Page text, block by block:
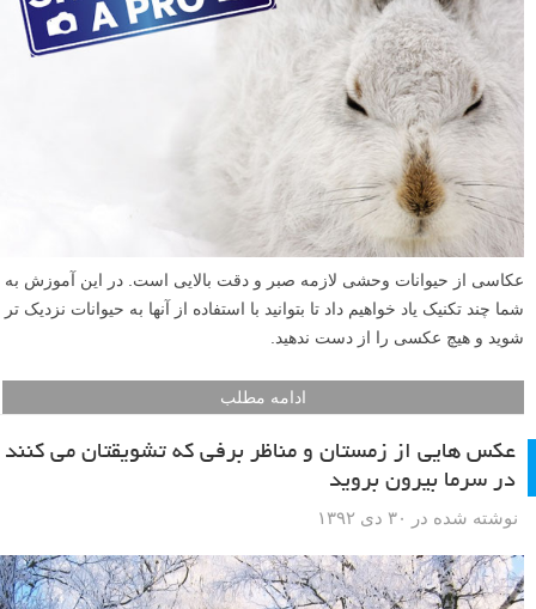
خانه نیست. لباس های گرم و راحت و دستکش های مخصوص می توانند در
غلبه بر سرما به شما کمک کنند. در مطلب امروز لنزک تعدادی عکس
زمستانی برای شما آماده کرده ایم تا از میان این ایده های سرد الهام بگیرید.
عکاسی از حیوانات وحشی: تکنیک هایی ساده برای گرفتن
عکس های حرفه ای و با کیفیت – قسمت اول
نوشته شده در ۱۳ اسفند ۱۳۹۲